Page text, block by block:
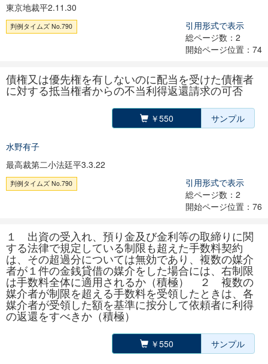
東京地裁平2.11.30
判例タイムズ No.790
引用形式で表示
総ページ数：2
開始ページ位置：74
債権又は優先権を有しないのに配当を受けた債権者
に対する抵当権者からの不当利得返還請求の可否
￥550 サンプル
水野有子
最高裁第二小法廷平3.3.22
判例タイムズ No.790
引用形式で表示
総ページ数：2
開始ページ位置：76
１ 出資の受入れ、預り金及び金利等の取締りに関
する法律で規定している制限も超えた手数料契約
は、その超過分については無効であり、複数の媒介
者が１件の金銭貸借の媒介をした場合には、右制限
は手数料全体に適用されるか（積極） ２ 複数の
媒介者が制限を超える手数料を受領したときは、各
媒介者が受領した額を基準に按分して依頼者に利得
の返還をすべきか（積極）
￥550 サンプル